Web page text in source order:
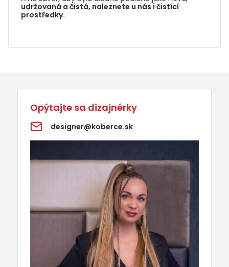
udržovaná a čistá, naleznete u nás i čistící
prostředky.
Opýtajte sa dizajnérky
designer@koberce.sk